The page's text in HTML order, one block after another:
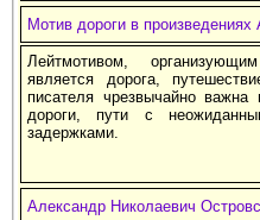
Мотив дороги в произведениях
Лейтмотивом,
является дорога,
писателя чрезвычайно важна
дороги, пути с
задержками.
Александр Николаевич